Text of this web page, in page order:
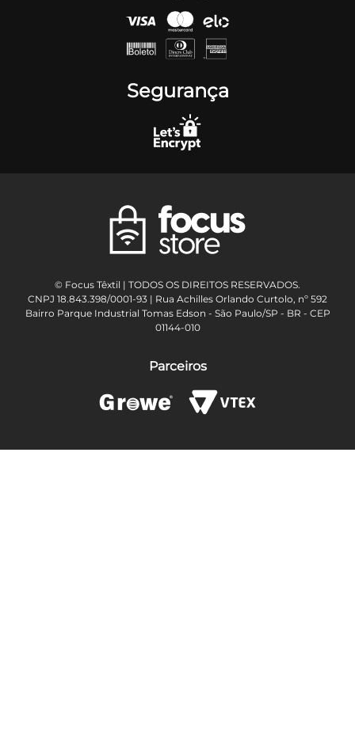
Segurança
© Focus Têxtil | TODOS OS DIREITOS RESERVADOS.
CNPJ 18.843.398/0001-93 | Rua Achilles Orlando Curtolo, nº 592
Bairro Parque Industrial Tomas Edson - São Paulo/SP - BR - CEP
01144-010
Parceiros